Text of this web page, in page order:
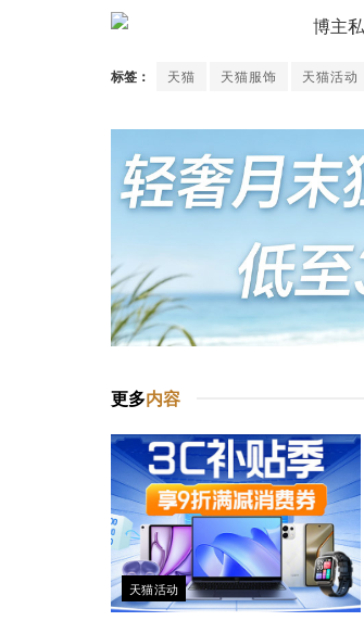
标签： 天猫 天猫服饰 天猫活动
更多内容
天猫活动